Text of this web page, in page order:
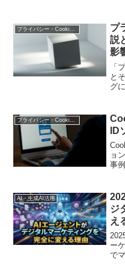
プライバシー・Cookie規制
プ
説
影
「
と
グ
ョ
事
AI・生成AI活用
ジ
え
ー
で